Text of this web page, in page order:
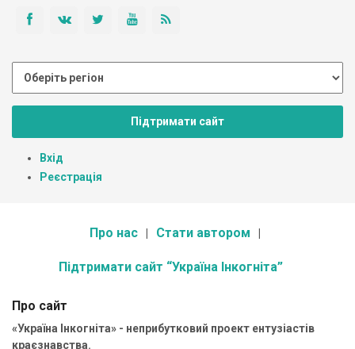
Підтримати сайт
Вхід
Реєстрація
Про нас Стати автором
Підтримати сайт “Україна Інкогніта”
Про сайт
«Україна Інкогніта» - неприбутковий проект ентузіастів
краєзнавства.